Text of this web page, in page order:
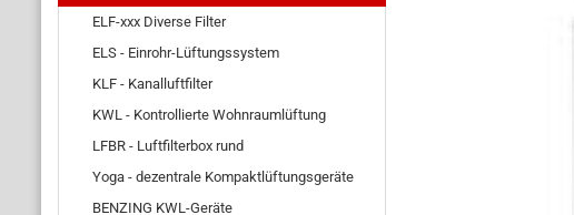
ELF-xxx Diverse Filter
ELS - Einrohr-Lüftungssystem
KLF - Kanalluftfilter
KWL - Kontrollierte Wohnraumlüftung
LFBR - Luftfilterbox rund
Yoga - dezentrale Kompaktlüftungsgeräte
BENZING KWL-Geräte